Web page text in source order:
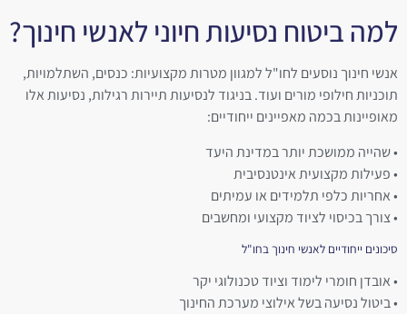
למה ביטוח נסיעות חיוני לאנשי חינוך?
אנשי חינוך נוסעים לחו"ל למגוון מטרות מקצועיות: כנסים, השתלמויות,
תוכניות חילופי מורים ועוד. בניגוד לנסיעות תיירות רגילות, נסיעות אלו
מאופיינות בכמה מאפיינים ייחודיים:
• שהייה ממושכת יותר במדינת היעד
• פעילות מקצועית אינטנסיבית
• אחריות כלפי תלמידים או עמיתים
• צורך בכיסוי לציוד מקצועי ומחשבים
סיכונים ייחודיים לאנשי חינוך בחו"ל
• אובדן חומרי לימוד וציוד טכנולוגי יקר
• ביטול נסיעה בשל אילוצי מערכת החינוך